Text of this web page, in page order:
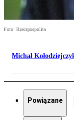
Foto: Rzeczpospolita
Michał
Powiązane